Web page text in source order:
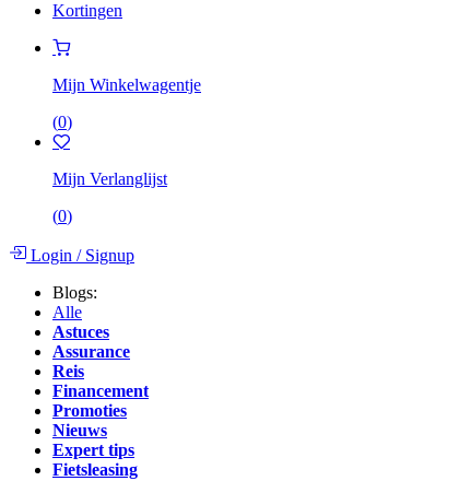
Kortingen
Mijn Winkelwagentje
(0)
Mijn Verlanglijst
(0)
Login /Signup
Blogs:
Alle
Astuces
Assurance
Reis
Financement
Promoties
Nieuws
Expert tips
Fietsleasing